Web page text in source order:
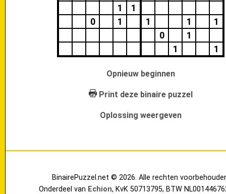
1
1
0
1 1 1
1
0
1
1
1
Opnieuw beginnen
Print deze binaire puzzel
Oplossing weergeven
BinairePuzzel.net © 2026. Alle rechten
Onderdeel van Echion, KvK 50713795, BTW